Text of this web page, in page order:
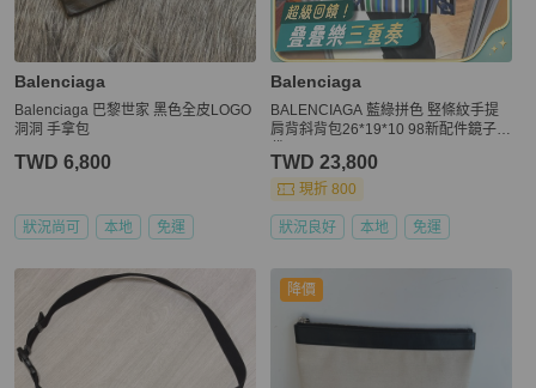
Balenciaga
Balenciaga 巴黎世家 黑色全皮LOGO
洞洞 手拿包
TWD 6,800
狀況尚可 本地 免運
Balenciaga
️BALENCIAGA 藍綠拼色 竪條紋手提
肩背斜背包26*19*10 98新配件鏡子塵
TWD 23,800
現折 800
狀況良好 本地 免運
降價